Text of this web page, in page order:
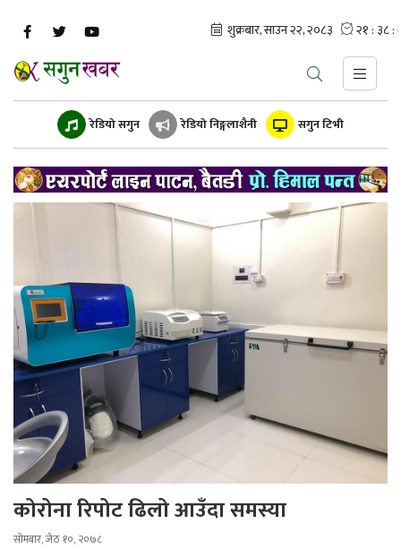
रेडियो सगुन रेडियो निङ्गलाशैनी सगुन टिभी
कोरोना रिपोट ढिलो आउँदा समस्या
सोमबार, जेठ १०, २०७८